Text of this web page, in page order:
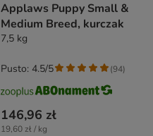
Applaws Puppy Small &
Medium Breed, kurczak
7,5 kg
146,96 zł
19,60 zł / kg
Pusto: 4.5/5 (94)